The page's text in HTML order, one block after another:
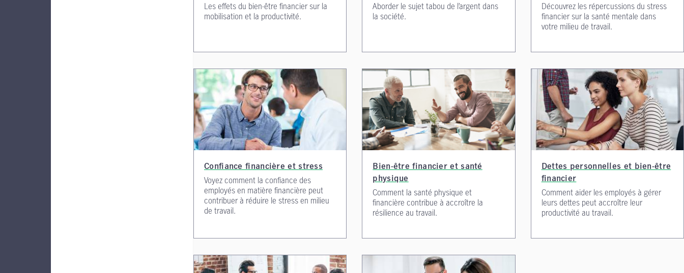
Les effets du bien-être financier sur la
mobilisation et la productivité.
Aborder le sujet tabou de l’argent dans
la société.
Découvrez les répercussions du stress
financier sur la santé mentale dans
votre milieu de travail.
Confiance financière et stress
Voyez comment la confiance des
employés en matière financière peut
contribuer à réduire le stress en milieu
de travail.
Bien-être financier et santé
physique
Comment la santé physique et
financière contribue à accroître la
résilience au travail.
Dettes personnelles et bien-être
financier
Comment aider les employés à gérer
leurs dettes peut accroître leur
productivité au travail.